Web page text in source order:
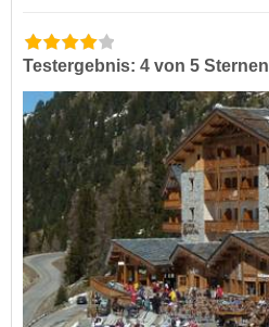
Testergebnis: 4 von 5 Sternen